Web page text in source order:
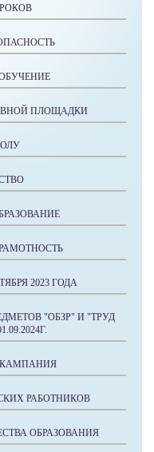
ПЛОЩАДКИ
2023 ГОДА
"ОБЗР" И "ТРУД
КАМПАНИЯ
РАБОТНИКОВ
ОБРАЗОВАНИЯ